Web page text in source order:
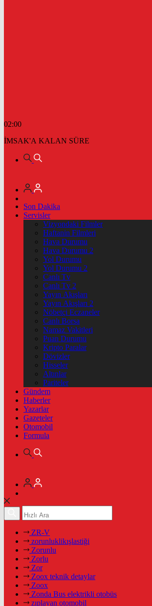
02:00
İMSAK'A KALAN SÜRE
Son Dakika
Servisler
Vizyondaki Filmler
Haftanin Filmleri
Hava Durumu
Hava Durumu 2
Yol Durumu
Yol Durumu 2
Canlı Tv
Canlı Tv 2
Yayın Akışları
Yayın Akışları 2
Nöbetçi Eczaneler
Canlı Borsa
Namaz Vakitleri
Puan Durumu
Kripto Paralar
Dövizler
Hisseler
Altınlar
Pariteler
Gündem
Haberler
Yazarlar
Gazeteler
Otomobil
Formula
ZR-V
zorunluklikışlastiği
Zorunlu
Zorlu
Zor
Zoox teknik detaylar
Zoox
Zonda Bus elektrikli otobüs
zıplayan otomobil